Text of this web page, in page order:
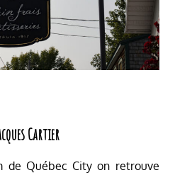
Cartier
de Québec City on retrouve